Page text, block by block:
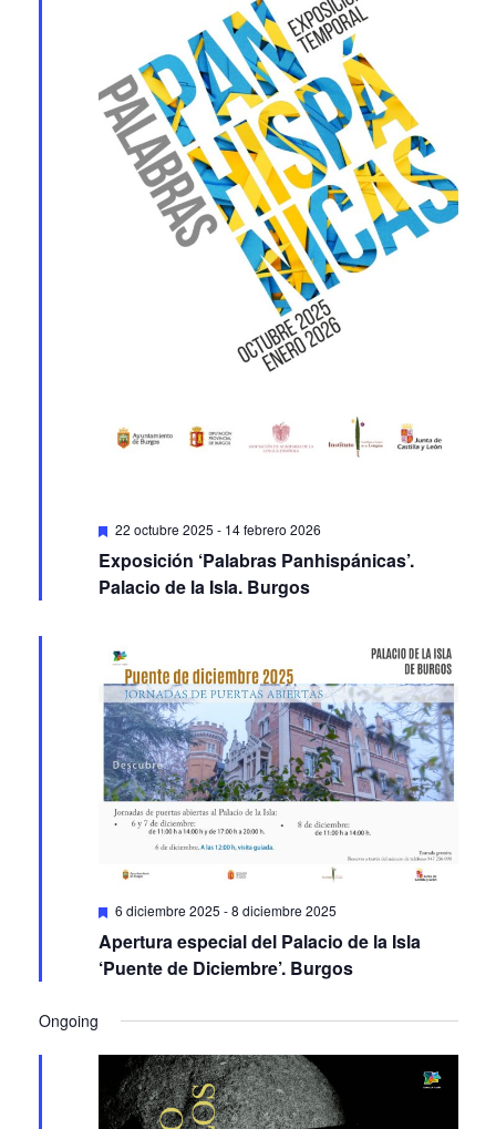
Featured
22 octubre 2025 - 14 febrero 2026
Exposición ‘Palabras Panhispánicas’.
Palacio de la Isla. Burgos
Featured
6 diciembre 2025 -8 diciembre 2025
Apertura especial del Palacio de la Isla
‘Puente de Diciembre’. Burgos
Ongoing